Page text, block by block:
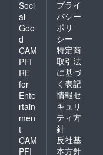
米：五
百万石
（島根
県産）
日本酒
度：±0
精米歩
合：
70％ 容
720ml
アル
コール
度数：
15度
Soci
al
Goo
d
CAM
PFI
RE
for
Ente
rtain
men
t
CAM
PFI
プライ
バシー
ポリ
シー
特定商
取引法
に基づ
く表記
情報セ
キュリ
ティ方
針
反社基
本方針